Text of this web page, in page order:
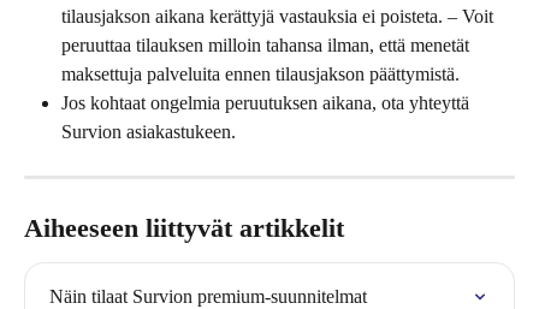
tilausjakson aikana kerättyjä vastauksia ei poisteta. – Voit
peruuttaa tilauksen milloin tahansa ilman, että menetät
maksettuja palveluita ennen tilausjakson päättymistä.
Jos kohtaat ongelmia peruutuksen aikana, ota yhteyttä
Survion asiakastukeen.
Aiheeseen liittyvät artikkelit
Näin tilaat Survion premium-suunnitelmat